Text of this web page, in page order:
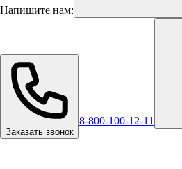
Напишите нам:
Заказать звонок
8-800-100-12-11